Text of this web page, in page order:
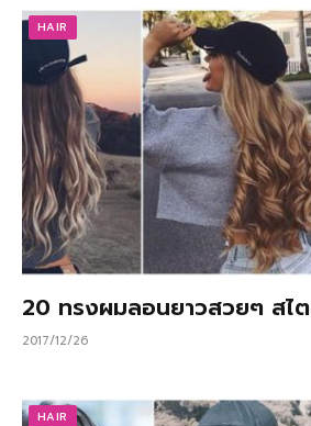
HAIR
20 ทรงผมลอนยาวสวยๆ สไ
2017/12/26
HAIR